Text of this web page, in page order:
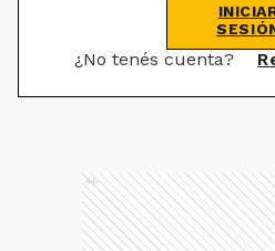
¿No tenés cuenta?
Ads